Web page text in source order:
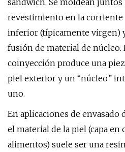
sándwich. Se moldean
revestimiento en la
inferior (típicamente virgen)
fusión de material de núcleo.
coinyección produce una
piel exterior y un “núcleo”
uno.
En aplicaciones de envasado
el material de la piel (capa en
alimentos) suele ser una